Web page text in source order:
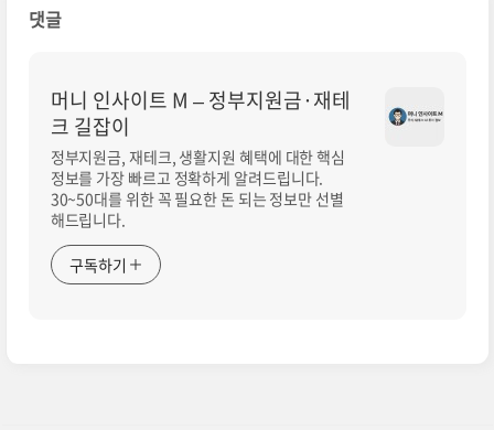
댓글
머니 인사이트 M – 정부지원금·재테
크 길잡이
정부지원금, 재테크, 생활지원 혜택에 대한 핵심
정보를 가장 빠르고 정확하게 알려드립니다.
30~50대를 위한 꼭 필요한 돈 되는 정보만 선별
해드립니다.
구독하기